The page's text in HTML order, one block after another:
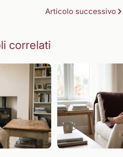
Articolo successivo
correlati